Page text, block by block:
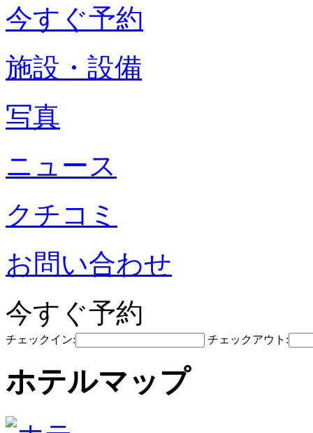
今すぐ予約
施設・設備
写真
ニュース
クチコミ
お問い合わせ
今すぐ予約
チェックイン: チェックアウト:
ホテルマップ